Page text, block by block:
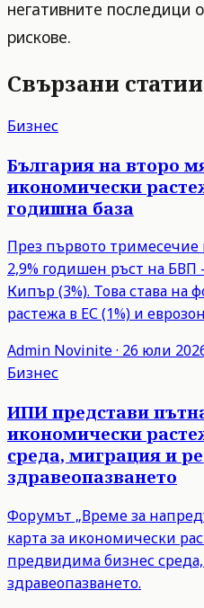
негативните последици
рискове.
Свързани статии
Бизнес
България на второ
икономически
годишна база
През първото тримесечие
2,9% годишен ръст на БВП
Кипър (3%). Това става на
растежа в ЕС (1%) и
Admin Novinite· 26 юли
Бизнес
ИПИ представи
икономически
среда, миграция и
здравеопазването
Форумът „Време за
карта за икономически
предвидима бизнес
здравеопазването.